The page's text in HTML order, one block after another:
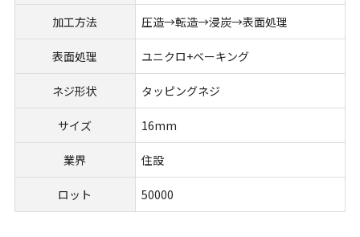
加工方法 圧造→転造→浸炭→表面処理
表面処理 ユニクロ+ベーキング
ネジ形状 タッピングネジ
サイズ 16mm
業界 住設
ロット 50000